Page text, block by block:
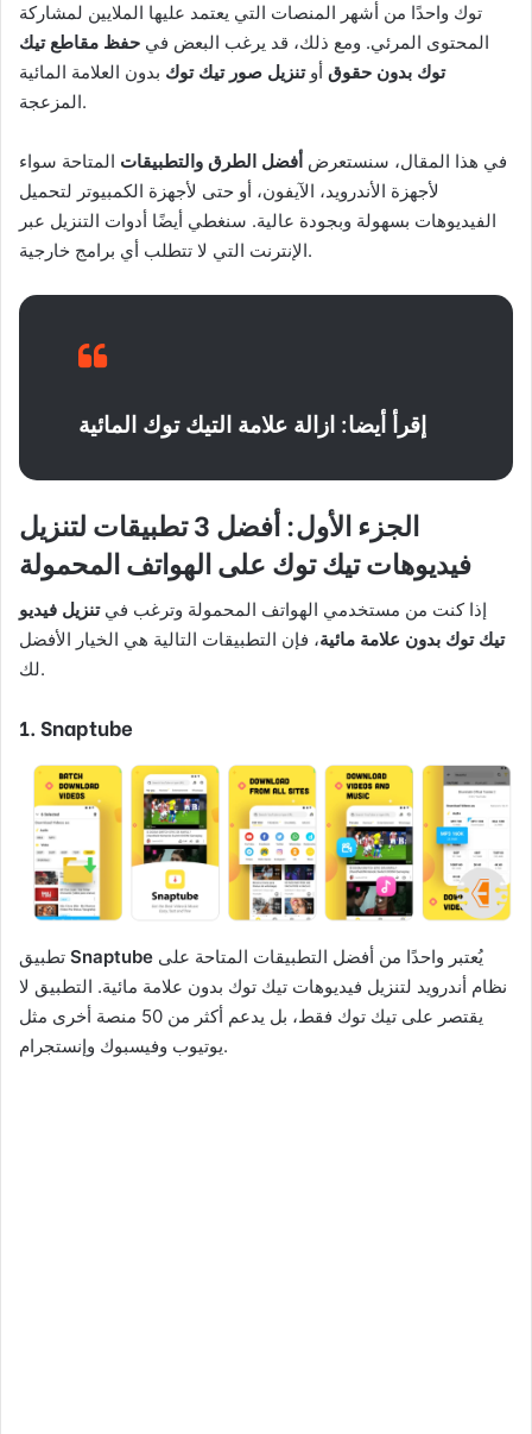
توك واحدًا من أشهر المنصات التي يعتمد عليها الملايين لمشاركة
المحتوى المرئي. ومع ذلك، قد يرغب البعض في حفظ مقاطع تيك
توك بدون حقوق أوتنزيل صور تيك توك بدون العلامة المائية
المزعجة.
في هذا المقال، سنستعرض أفضل الطرق والتطبيقات المتاحة سواء
لأجهزة الأندرويد، الآيفون، أو حتى لأجهزة الكمبيوتر لتحميل
الفيديوهات بسهولة وبجودة عالية. سنغطي أيضًا أدوات التنزيل عبر
الإنترنت التي لا تتطلب أي برامج خارجية.
إقرأ أيضا: ازالة علامة التيك توك المائية
الجزء الأول: أفضل 3 تطبيقات لتنزيل
فيديوهات تيك توك على الهواتف المحمولة
إذا كنت من مستخدمي الهواتف المحمولة وترغب فيتنزيل فيديو
تيك توك بدون علامة مائية، فإن التطبيقات التالية هي الخيار الأفضل
لك.
1. Snaptube
Snaptube
نظام أندرويد لتنزيل فيديوهات تيك توك بدون علامة مائية. التطبيق لا
يقتصر على تيك توك فقط، بل يدعم أكثر من 50 منصة أخرى مثل
يوتيوب وفيسبوك وإنستجرام.